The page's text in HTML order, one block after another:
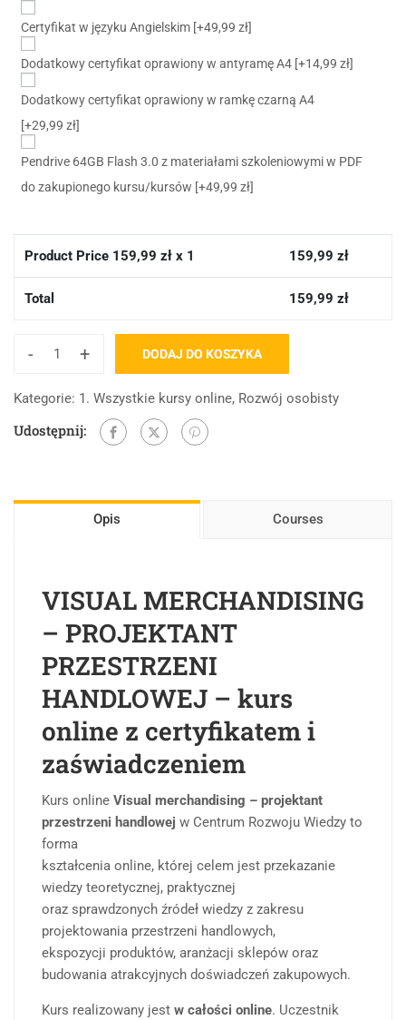
Certyfikat w języku Angielskim [+49,99 zł]
Dodatkowy certyfikat oprawiony w antyramę A4 [+14,99 zł]
Dodatkowy certyfikat oprawiony w ramkę czarną A4
[+29,99 zł]
Pendrive 64GB Flash 3.0 z materiałami szkoleniowymi w PDF
do zakupionego kursu/kursów [+49,99 zł]
Product Price 159,99 zł x 1 159,99 zł
Total 159,99 zł
- + DODAJ DO KOSZYKA
Kategorie: 1. Wszystkie kursy online, Rozwój osobisty
Udostępnij:
Opis Courses
VISUAL MERCHANDISING
– PROJEKTANT
PRZESTRZENI
HANDLOWEJ – kurs
online z certyfikatem i
zaświadczeniem
Kurs online Visual merchandising – projektant
przestrzeni handlowej w Centrum Rozwoju Wiedzy to
forma
kształcenia online, której celem jest przekazanie
wiedzy teoretycznej, praktycznej
oraz sprawdzonych źródeł wiedzy z zakresu
projektowania przestrzeni handlowych,
ekspozycji produktów, aranżacji sklepów oraz
budowania atrakcyjnych doświadczeń zakupowych.
Kurs realizowany jest w całości online. Uczestnik